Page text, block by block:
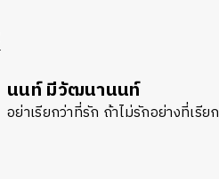
นนท์ มีวัฒนานนท์
อย่าเรียกว่าที่รัก ถ้าไม่รักอย่างที่เรียก